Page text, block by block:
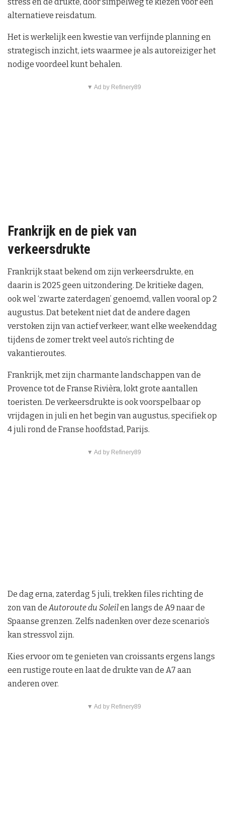
alternatieve reisdatum.
Het is werkelijk een kwestie van verfijnde planning en
strategisch inzicht, iets waarmee je als autoreiziger het
nodige voordeel kunt behalen.
▼ Ad by Refinery89
Frankrijk en de piek van
verkeersdrukte
Frankrijk staat bekend om zijn verkeersdrukte, en
daarin is 2025 geen uitzondering. De kritieke dagen,
ook wel ‘zwarte zaterdagen’ genoemd, vallen vooral op 2
augustus. Dat betekent niet dat de andere dagen
verstoken zijn van actief verkeer, want elke weekenddag
tijdens de zomer trekt veel auto’s richting de
vakantieroutes.
Frankrijk, met zijn charmante landschappen van de
Provence tot de Franse Rivièra, lokt grote aantallen
toeristen. De verkeersdrukte is ook voorspelbaar op
vrijdagen in juli en het begin van augustus, specifiek op
4 juli rond de Franse hoofdstad, Parijs.
▼ Ad by Refinery89
De dag erna, zaterdag 5 juli, trekken files richting de
zon van deAutoroute du Soleilen langs de A9 naar de
Spaanse grenzen. Zelfs nadenken over deze scenario’s
kan stressvol zijn.
Kies ervoor om te genieten van croissants ergens langs
een rustige route en laat de drukte van de A7 aan
anderen over.
▼ Ad by Refinery89